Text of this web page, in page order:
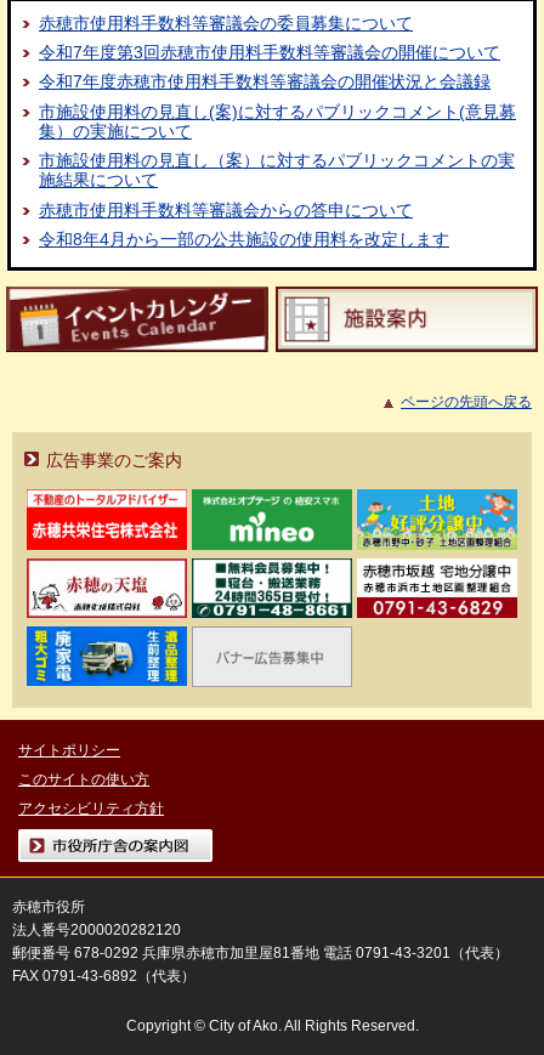
赤穂市使用料手数料等審議会の委員募集について
令和7年度第3回赤穂市使用料手数料等審議会の開催について
令和7年度赤穂市使用料手数料等審議会の開催状況と会議録
市施設使用料の見直し(案)に対するパブリックコメント(意見募
集）の実施について
市施設使用料の見直し（案）に対するパブリックコメントの実
施結果について
赤穂市使用料手数料等審議会からの答申について
令和8年4月から一部の公共施設の使用料を改定します
ページの先頭へ戻る
広告事業のご案内
サイトポリシー
このサイトの使い方
アクセシビリティ方針
市役所庁舎の案内図
赤穂市役所
法人番号2000020282120
郵便番号 678-0292 兵庫県赤穂市加里屋81番地 電話 0791-43-3201（代表）
FAX 0791-43-6892（代表）
Copyright © City of Ako. All Rights Reserved.